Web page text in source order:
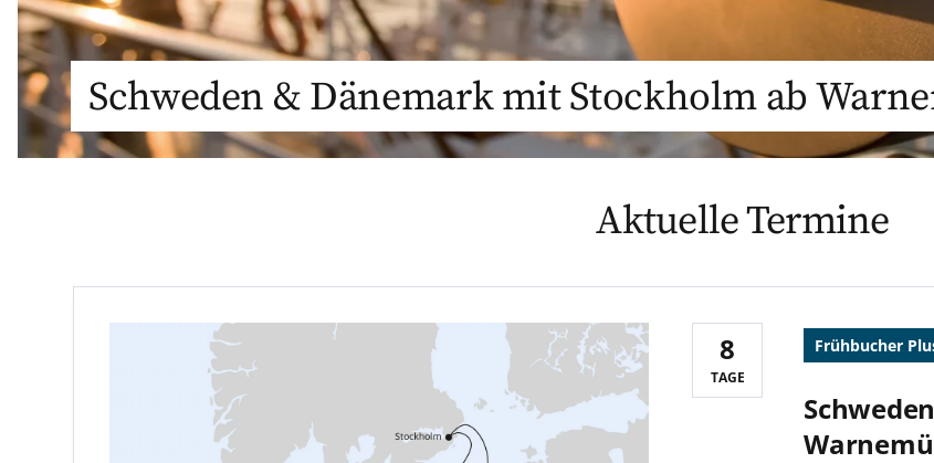
Schweden & Dänemark mit Stockholm ab
Aktuelle Termine
Frühbucher
Reisedauer:
8
TAGE